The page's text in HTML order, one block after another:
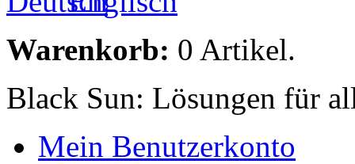
Warenkorb: 0 Artikel.
Black Sun: Lösungen für
Mein Benutzerkonto